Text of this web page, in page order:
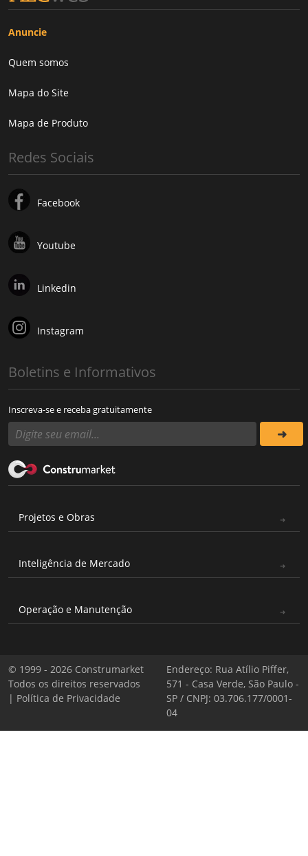
Anuncie
Quem somos
Mapa do Site
Mapa de Produto
Redes Sociais
Facebook
Youtube
Linkedin
Instagram
Boletins e Informativos
Inscreva-se e receba gratuitamente
Projetos e Obras
Inteligência de Mercado
Operação e Manutenção
© 1999 - 2026 Construmarket
Todos os direitos reservados
| Política de Privacidade
Endereço: Rua Atílio Piffer,
571 - Casa Verde, São Paulo -
SP / CNPJ: 03.706.177/0001-
04